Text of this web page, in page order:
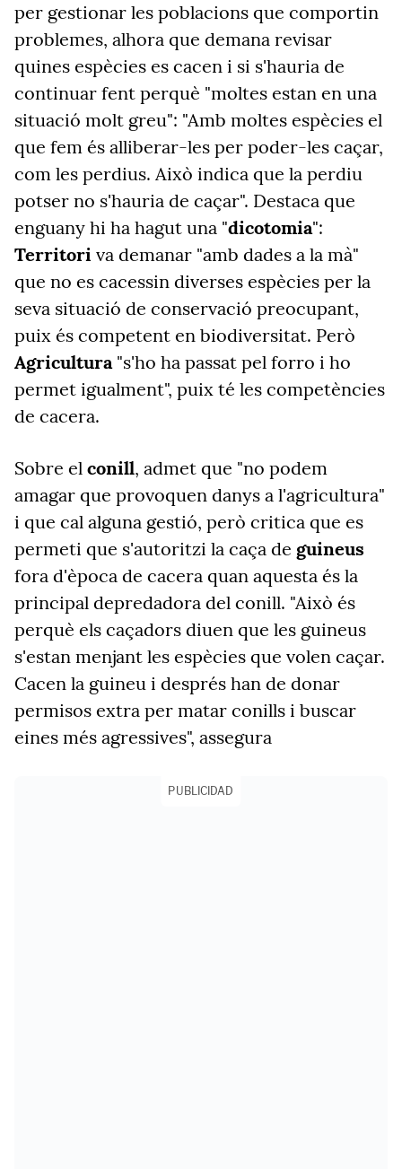
per gestionar les poblacions que comportin
problemes, alhora que demana revisar
quines espècies es cacen i si s'hauria de
continuar fent perquè "moltes estan en una
situació molt greu": "Amb moltes espècies el
que fem és alliberar-les per poder-les caçar,
com les perdius. Això indica que la perdiu
potser no s'hauria de caçar". Destaca que
enguany hi ha hagut una "dicotomia":
Territori va demanar "amb dades a la mà"
que no es cacessin diverses espècies per la
seva situació de conservació preocupant,
puix és competent en biodiversitat. Però
Agricultura "s'ho ha passat pel forro i ho
permet igualment", puix té les competències
de cacera.
Sobre el conill, admet que "no podem
amagar que provoquen danys a l'agricultura"
i que cal alguna gestió, però critica que es
permeti que s'autoritzi la caça de guineus
fora d'època de cacera quan aquesta és la
principal depredadora del conill. "Això és
perquè els caçadors diuen que les guineus
s'estan menjant les espècies que volen caçar.
Cacen la guineu i després han de donar
permisos extra per matar conills i buscar
eines més agressives", assegura
PUBLICIDAD